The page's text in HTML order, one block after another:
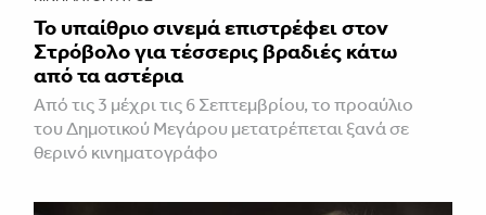
Το υπαίθριο σινεμά επιστρέφει στον
Στρόβολο για τέσσερις βραδιές κάτω
από τα αστέρια
Από τις 3 μέχρι τις 6 Σεπτεμβρίου, το προαύλιο
του Δημοτικού Μεγάρου μετατρέπεται ξανά σε
θερινό κινηματογράφο